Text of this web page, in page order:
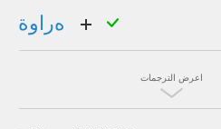
اعرض الترجمات